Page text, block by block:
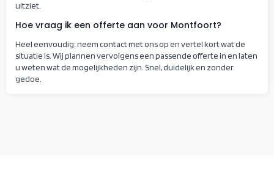
uitziet.
Hoe vraag ik een offerte aan voor Montfoort?
Heel eenvoudig: neem contact met ons op en vertel kort wat de
situatie is. Wij plannen vervolgens een passende offerte in en laten
u weten wat de mogelijkheden zijn. Snel, duidelijk en zonder
gedoe.